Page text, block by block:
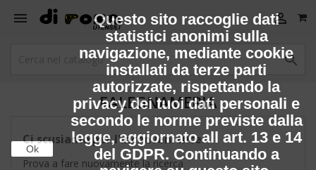
 

FALEGNAMERIA
Ci scusiamo per l'inconveniente.
Prova a fare nuovamente la ricerca
Ok
Questo sito raccoglie dati
statistici anonimi sulla
navigazione, mediante cookie
installati da terze parti
autorizzate, rispettando la
privacy dei tuoi dati personali e
secondo le norme previste dalla
legge, aggiornato all art. 13 e 14
del GDPR. Continuando a